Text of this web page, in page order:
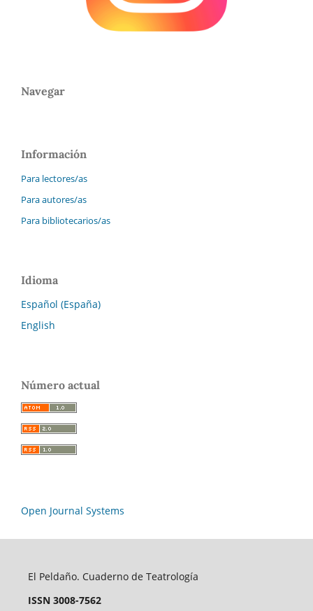
Navegar
Información
Para lectores/as
Para autores/as
Para bibliotecarios/as
Idioma
Español (España)
English
Número actual
Open Journal Systems
El Peldaño. Cuaderno de Teatrología
ISSN 3008-7562